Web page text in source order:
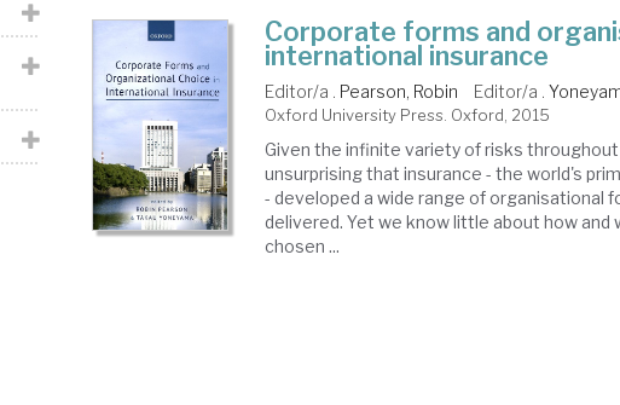
Corporate forms and
international insurance
Editor/a . Pearson, Robin Editor/a .
Oxford University Press. Oxford, 2015
Given the infinite variety of risks
unsurprising that insurance - the world's
- developed a wide range of organisational
delivered. Yet we know little about how
chosen ...